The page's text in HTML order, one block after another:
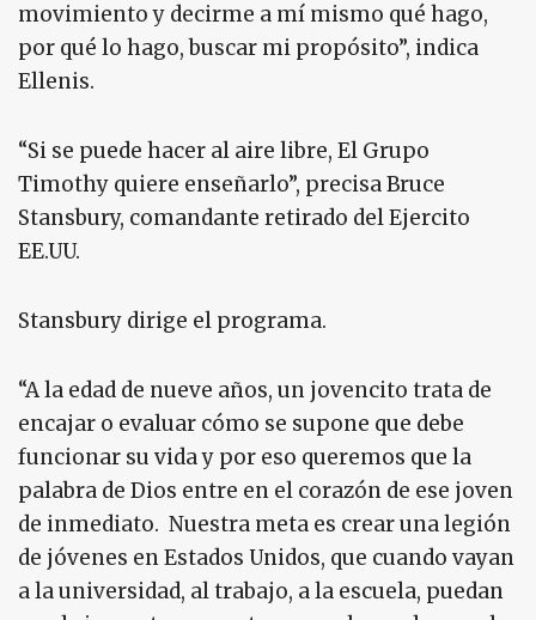
movimiento y decirme a mí mismo qué hago,
por qué lo hago, buscar mi propósito”, indica
Ellenis.
“Si se puede hacer al aire libre, El Grupo
Timothy quiere enseñarlo”, precisa Bruce
Stansbury, comandante retirado del Ejercito
EE.UU.
Stansbury dirige el programa.
“A la edad de nueve años, un jovencito trata de
encajar o evaluar cómo se supone que debe
funcionar su vida y por eso queremos que la
palabra de Dios entre en el corazón de ese joven
de inmediato. Nuestra meta es crear una legión
de jóvenes en Estados Unidos, que cuando vayan
a la universidad, al trabajo, a la escuela, puedan